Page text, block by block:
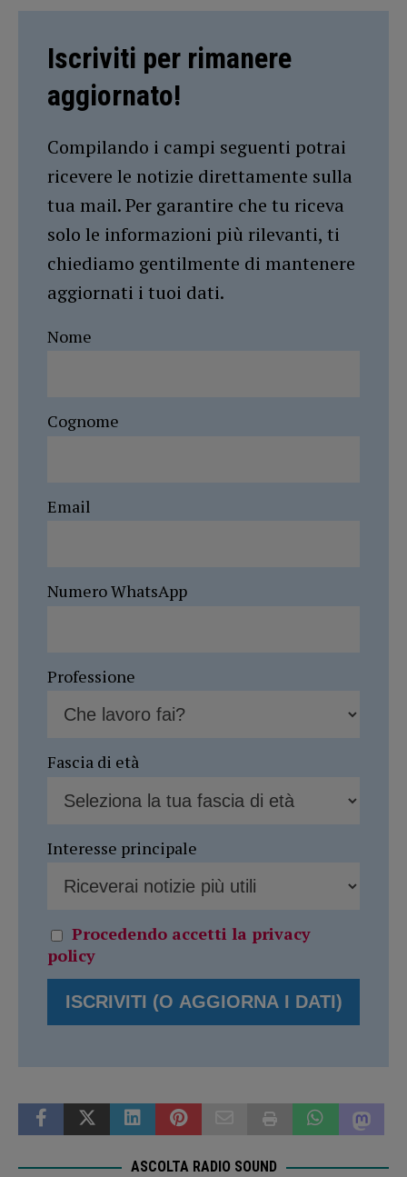
Iscriviti per rimanere
aggiornato!
Compilando i campi seguenti potrai
ricevere le notizie direttamente sulla
tua mail. Per garantire che tu riceva
solo le informazioni più rilevanti, ti
chiediamo gentilmente di mantenere
aggiornati i tuoi dati.
Nome
Cognome
Email
Numero WhatsApp
Professione
Fascia di età
Interesse principale
Procedendo accetti la privacy
policy
ASCOLTA RADIO SOUND